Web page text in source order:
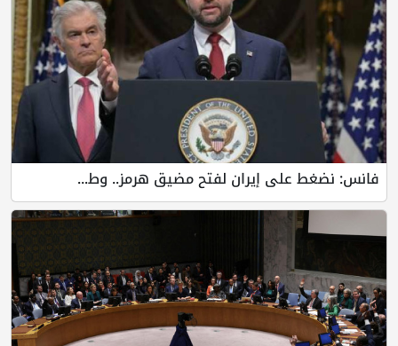
فانس: نضغط على إيران لفتح مضيق هرمز.. وط...